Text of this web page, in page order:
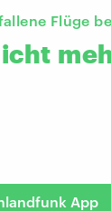
Flüge
App